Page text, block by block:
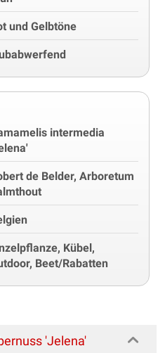
und Gelbtöne
intermedia
de Belder, Arboretum
Kübel,
Beet/Rabatten
'Jelena'